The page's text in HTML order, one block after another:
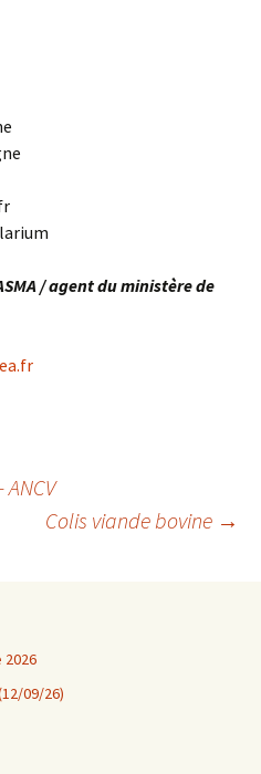
/ agent du ministère de
Colis viande bovine →
2026
09/26)